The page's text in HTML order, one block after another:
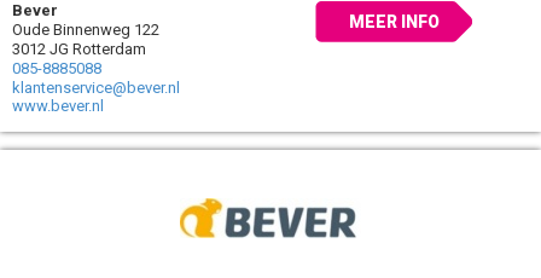
Bever
Oude Binnenweg 122
3012 JG Rotterdam
085-8885088
klantenservice@bever.nl
www.bever.nl
MEER INFO